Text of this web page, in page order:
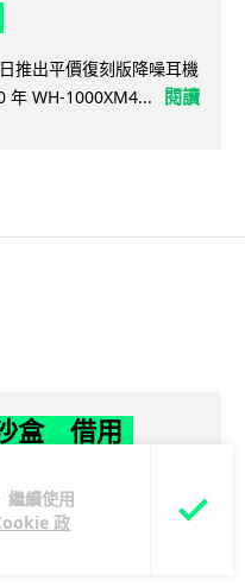
繼續使用
政
推出平價復刻版降噪耳機
年 WH-1000XM4...
閱讀
盒 借用
型於英國 AISI 網絡保安測
，成為近 3...